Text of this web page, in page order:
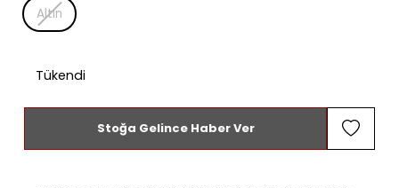
Altın
Tükendi
Stoğa Gelince Haber Ver